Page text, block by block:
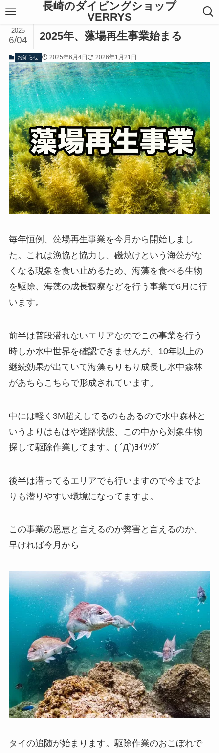
長崎のダイビングショップ
VERRYS
2025年、藻場再生事業始まる
2025
6/04
お知らせ 2025年6月4日 2026年1月21日
毎年恒例、藻場再生事業を今月から開始しまし
た。これは漁協と協力し、磯焼けという海藻がな
くなる現象を食い止めるため、海藻を食べる生物
を駆除、海藻の成長観察などを行う事業で6月に行
います。
前半は普段潜れないエリアなのでこの事業を行う
時しか水中世界を確認できませんが、10年以上の
継続効果が出ていて海藻もりもり成長し水中森林
があちらこちらで形成されています。
中には軽く3M超えしてるのもあるので水中森林と
いうよりはもはや迷路状態、この中から対象生物
探して駆除作業してます。( ´Д`)ﾖｲｿｳﾀﾞ
後半は潜ってるエリアでも行いますので今までよ
りも潜りやすい環境になってますよ。
この事業の恩恵と言えるのか弊害と言えるのか、
早ければ今月から
タイの追随が始まります。駆除作業のおこぼれで